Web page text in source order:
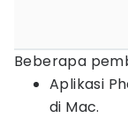
Beberapa
Aplikasi
di Mac.